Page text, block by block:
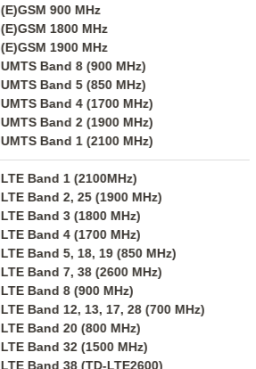
(E)GSM 900 MHz
(E)GSM 1800 MHz
(E)GSM 1900 MHz
UMTS Band 8 (900 MHz)
UMTS Band 5 (850 MHz)
UMTS Band 4 (1700 MHz)
UMTS Band 2 (1900 MHz)
UMTS Band 1 (2100 MHz)
LTE Band 1 (2100MHz)
LTE Band 2, 25 (1900 MHz)
LTE Band 3 (1800 MHz)
LTE Band 4 (1700 MHz)
LTE Band 5, 18, 19 (850 MHz)
LTE Band 7, 38 (2600 MHz)
LTE Band 8 (900 MHz)
LTE Band 12, 13, 17, 28 (700 MHz)
LTE Band 20 (800 MHz)
LTE Band 32 (1500 MHz)
LTE Band 38 (TD-LTE2600)